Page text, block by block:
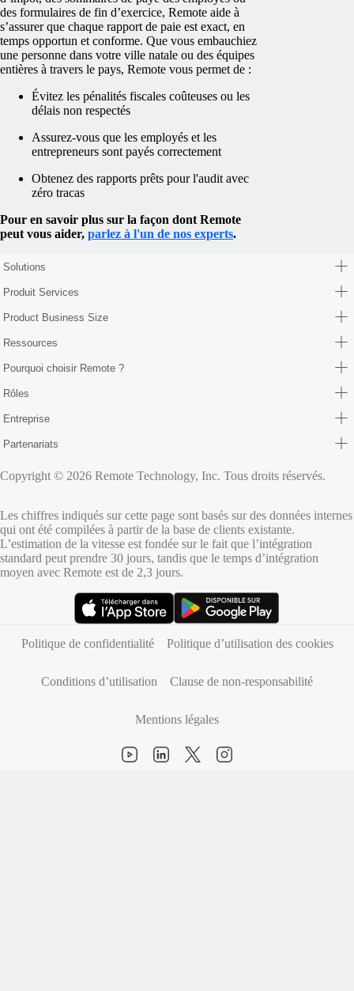
des formulaires de fin d’exercice, Remote aide à
s’assurer que chaque rapport de paie est exact, en
temps opportun et conforme. Que vous embauchiez
une personne dans votre ville natale ou des équipes
entières à travers le pays, Remote vous permet de :
Évitez les pénalités fiscales coûteuses ou les
délais non respectés
Assurez-vous que les employés et les
entrepreneurs sont payés correctement
Obtenez des rapports prêts pour l'audit avec
zéro tracas
Pour en savoir plus sur la façon dont Remote
peut vous aider, parlez à l'un de nos experts.
Solutions
Produit Services
Product Business Size
Ressources
Pourquoi choisir Remote ?
Rôles
Entreprise
Partenariats
Copyright © 2026 Remote Technology, Inc. Tous droits réservés.
Les chiffres indiqués sur cette page sont basés sur des données internes
qui ont été compilées à partir de la base de clients existante.
L’estimation de la vitesse est fondée sur le fait que l’intégration
standard peut prendre 30 jours, tandis que le temps d’intégration
moyen avec Remote est de 2,3 jours.
Politique de confidentialité
Politique d’utilisation des cookies
Conditions d’utilisation Clause de non-responsabilité
Mentions légales